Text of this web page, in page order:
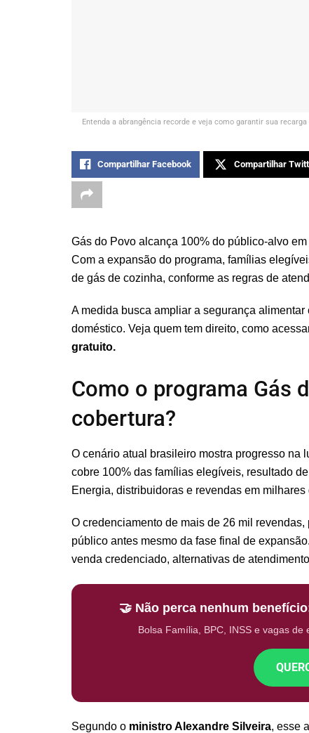
Entenda a abrangência recorde e veja como garantir sua
Compartilhar Facebook Compartilhar
Gás do Povo alcança 100% do público-alvo
Com a expansão do programa, famílias
de gás de cozinha, conforme as regras de
A medida busca ampliar a segurança
doméstico. Veja quem tem direito, como
gratuito.
Como o programa Gás
cobertura?
O cenário atual brasileiro mostra progresso na
cobre 100% das famílias elegíveis, resultado
Energia, distribuidoras e revendas em
O credenciamento de mais de 26 mil
público antes mesmo da fase final de
venda credenciado, alternativas de
🤝 Não perca nenhum
Bolsa Família, BPC, INSS e vagas
Segundo o ministro Alexandre Silveira, esse